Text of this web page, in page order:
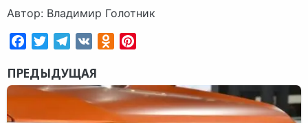
Автор: Владимир Голотник
FacebookTwitterTelegram
VK Odnoklassniki
ПРЕДЫДУЩАЯ